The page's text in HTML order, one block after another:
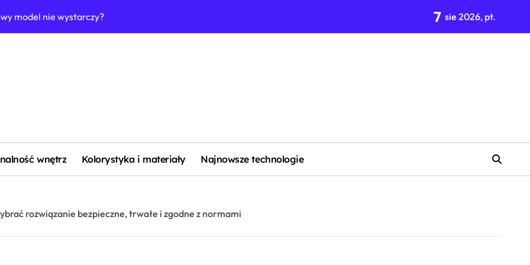
model nie wystarczy? 7 sie 2026, pt.
wnętrz Kolorystyka i materiały Najnowsze technologie
rozwiązanie bezpieczne, trwałe i zgodne z normami